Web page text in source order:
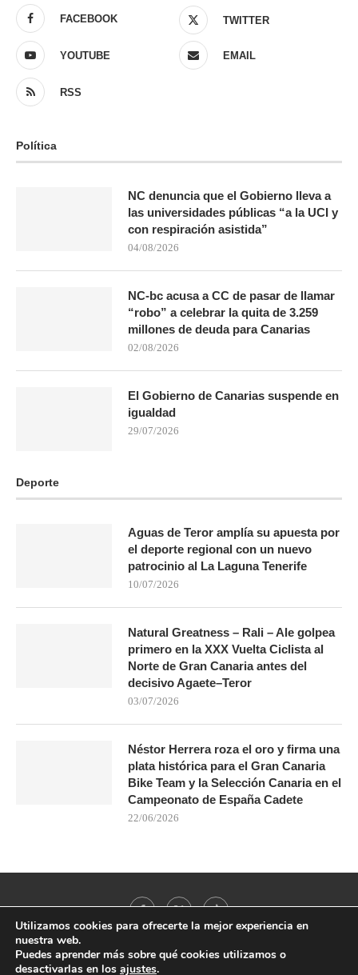
FACEBOOK TWITTER
YOUTUBE EMAIL
RSS
Política
NC denuncia que el Gobierno lleva a
las universidades públicas “a la UCI y
con respiración asistida”
04/08/2026
NC-bc acusa a CC de pasar de llamar
“robo” a celebrar la quita de 3.259
millones de deuda para Canarias
02/08/2026
El Gobierno de Canarias suspende en
igualdad
29/07/2026
Deporte
Aguas de Teror amplía su apuesta por
el deporte regional con un nuevo
patrocinio al La Laguna Tenerife
10/07/2026
Natural Greatness – Rali – Ale golpea
primero en la XXX Vuelta Ciclista al
Norte de Gran Canaria antes del
decisivo Agaete–Teror
03/07/2026
Néstor Herrera roza el oro y firma una
plata histórica para el Gran Canaria
Bike Team y la Selección Canaria en el
Campeonato de España Cadete
22/06/2026
@2021 - All Right Reserved. Designed and Developed by
Utilizamos cookies para ofrecerte la mejor experiencia en
nuestra web.
Puedes aprender más sobre qué cookies utilizamos o
desactivarlas en los ajustes.